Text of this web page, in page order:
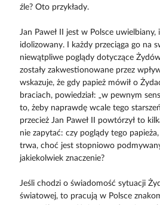
źle? Oto przykłady.
Jan Paweł II jest w Polsce uwielbiany,
idolizowany. I każdy przeciąga go na
niewątpliwe poglądy dotyczące
zostały zakwestionowane przez
wskazuje, że gdy papież mówił o
braciach, powiedział: „w pewnym
to, żeby naprawdę wcale tego
przecież Jan Paweł II powtórzył to
nie zapytać: czy poglądy tego
trwa, choć jest stopniowo
jakiekolwiek znaczenie?
Jeśli chodzi o świadomość sytuacji
światowej, to pracują w Polsce